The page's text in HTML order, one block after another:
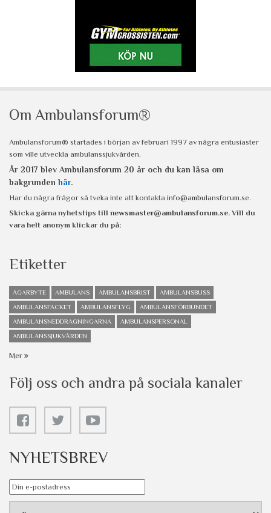
Om Ambulansforum®
Ambulansforum® startades i början av februari 1997 av några entusiaster
som ville utveckla ambulanssjukvården.
År 2017 blev Ambulansforum 20 år och du kan läsa om
bakgrunden här.
Har du några frågor så tveka inte att kontakta info@ambulansforum.se.
Skicka gärna nyhetstips till newsmaster@ambulansforum.se. Vill du
vara helt anonym klickar du på:
Etiketter
ÄGARBYTE AMBULANS AMBULANSBRIST
AMBULANSBUSS
AMBULANSFACKET
AMBULANSFLYG
AMBULANSFÖRBUNDET
AMBULANSNEDDRAGNINGARNA
AMBULANSPERSONAL
AMBULANSSJUKVÅRDEN
Mer
Följ oss och andra på sociala kanaler
NYHETSBREV